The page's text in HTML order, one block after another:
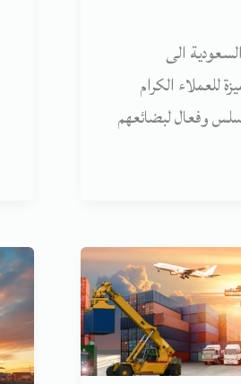
الى
للعملاء الكرام
وفعال لبضائعهم